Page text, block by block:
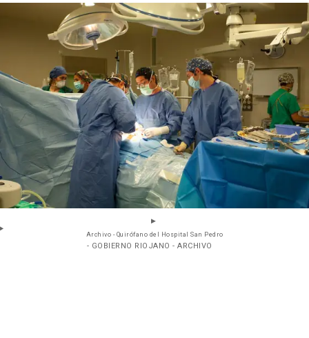
Archivo - Quirófano del Hospital San Pedro
- GOBIERNO RIOJANO - ARCHIVO